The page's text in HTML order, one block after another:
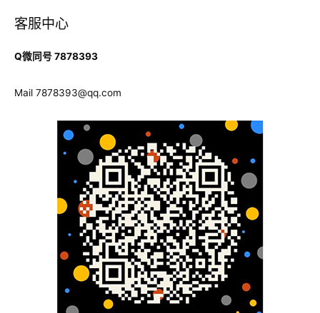
客服中心
Q微同号 7878393
Mail 7878393@qq.com